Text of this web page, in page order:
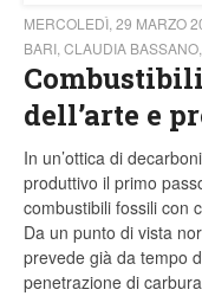
MERCOLEDÌ, 29 MARZO
BARI, CLAUDIA
dell’arte e
In un’ottica di
produttivo il primo
combustibili fossili con
Da un punto di vista
prevede già da tempo
penetrazione di